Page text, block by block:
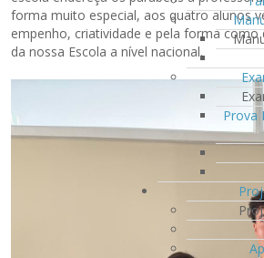
Prova
forma muito especial, aos quatro alunos
empenho, criatividade e pela forma
da nossa Escola a nível nacional.